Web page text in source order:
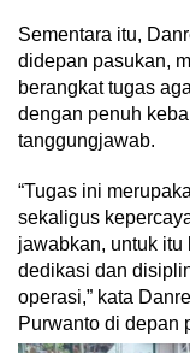
Sementara itu,
didepan pasukan,
berangkat tugas
dengan penuh
tanggungjawab.
“Tugas ini
sekaligus
jawabkan, untuk
dedikasi dan
operasi,” kata
Purwanto di depan